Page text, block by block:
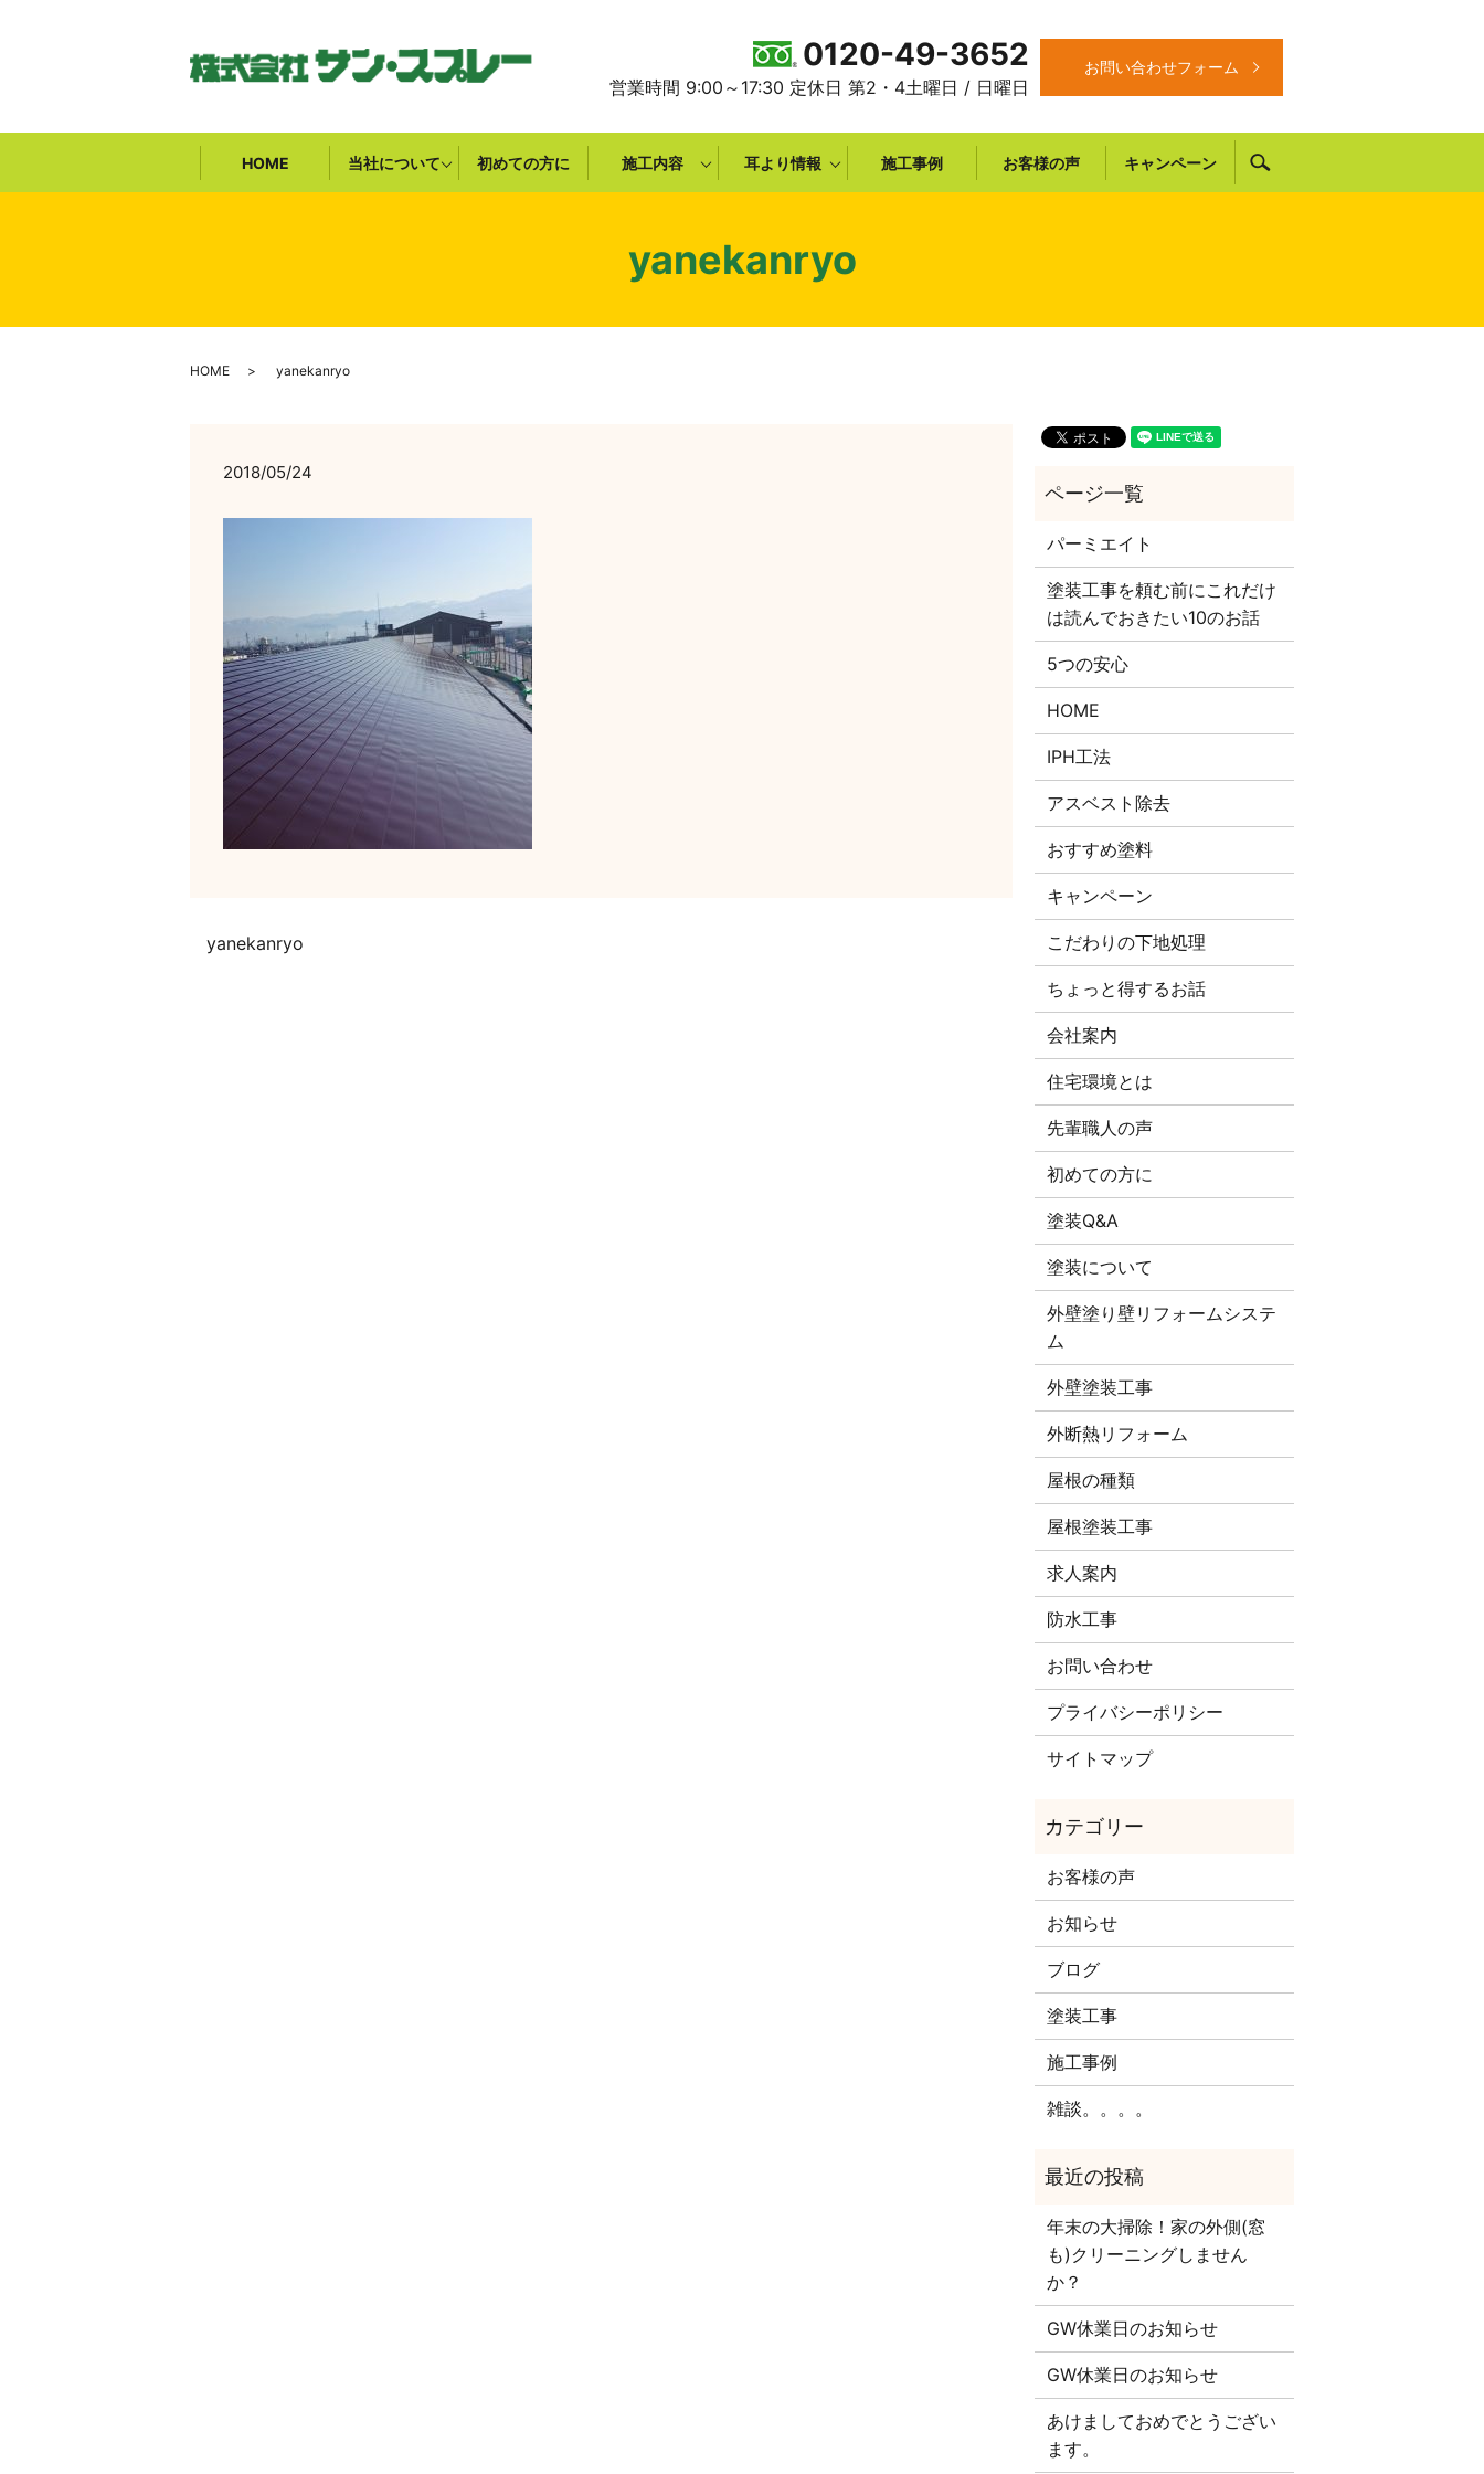
0120-49-3652
営業時間 9:00～17:30 定休日 第2・4土曜日 / 日曜日
お問い合わせフォーム
HOME 当社について 初めての方に 施工内容 耳より情報 施工事例 お客様の声 キャンペーン
yanekanryo
HOME yanekanryo
2018/05/24
yanekanryo
パーミエイト
塗装工事を頼む前にこれだけ
は読んでおきたい10のお話
5つの安心
HOME
IPH工法
アスベスト除去
おすすめ塗料
キャンペーン
こだわりの下地処理
ちょっと得するお話
会社案内
住宅環境とは
先輩職人の声
初めての方に
塗装Q&A
塗装について
外壁塗り壁リフォームシステ
ム
外壁塗装工事
外断熱リフォーム
屋根の種類
屋根塗装工事
求人案内
防水工事
お問い合わせ
プライバシーポリシー
サイトマップ
お客様の声
お知らせ
ブログ
塗装工事
施工事例
雑談。。。。
年末の大掃除！家の外側(窓
も)クリーニングしません
か？
GW休業日のお知らせ
GW休業日のお知らせ
あけましておめでとうござい
ます。